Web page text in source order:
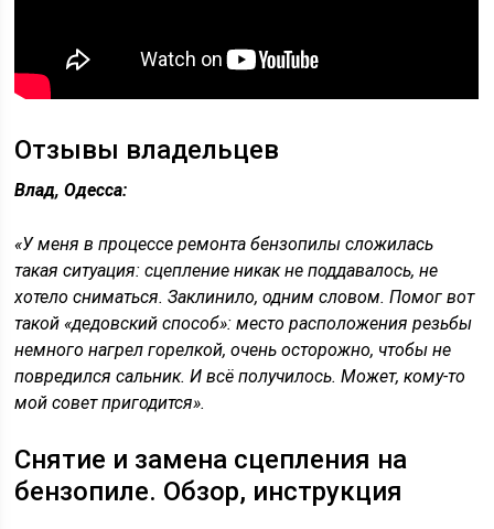
Отзывы владельцев
Влад, Одесса:
«У меня в процессе ремонта бензопилы сложилась
такая ситуация: сцепление никак не поддавалось, не
хотело сниматься. Заклинило, одним словом. Помог вот
такой «дедовский способ»: место расположения резьбы
немного нагрел горелкой, очень осторожно, чтобы не
повредился сальник. И всё получилось. Может, кому-то
мой совет пригодится».
Снятие и замена сцепления на
бензопиле. Обзор, инструкция